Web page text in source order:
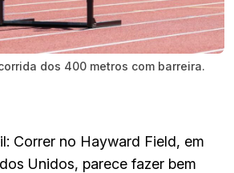
dos 400 metros com barreira.
Correr no Hayward Field, em
Unidos, parece fazer bem